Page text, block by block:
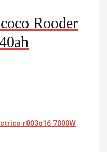
Rooder